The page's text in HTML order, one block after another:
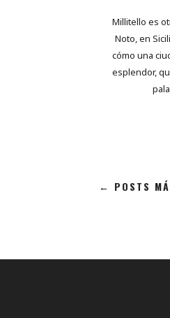
Millitello es
Noto, en
cómo una
esplendor,
← POSTS